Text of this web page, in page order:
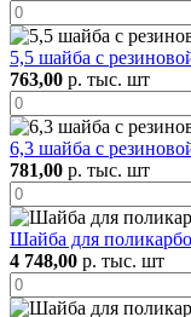
5,5 шайба с
763,00 р. тыс. шт
6,3 шайба с
781,00 р. тыс. шт
Шайба для
4 748,00 р. тыс. шт